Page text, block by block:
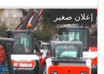
, حالة الإطارات:98 نسبة مئوية
, معدات:الهيدروليكا, كابينة,
على متن,
إعلان صغير